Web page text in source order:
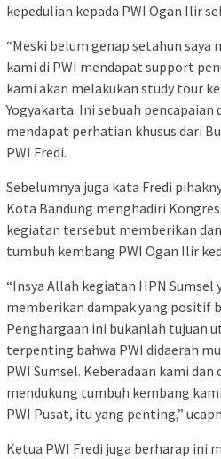
kepedulian kepada PWI Ogan Ilir
“Meski belum genap setahun
kami di PWI mendapat support
kami akan melakukan study tour ke
Yogyakarta. Ini sebuah pencapaian
mendapat perhatian khusus dari
PWI Fredi.
Sebelumnya juga kata Fredi
Kota Bandung menghadiri
kegiatan tersebut memberikan
tumbuh kembang PWI Ogan Ilir
“Insya Allah kegiatan HPN Sumsel
memberikan dampak yang positif
Penghargaan ini bukanlah tujuan
terpenting bahwa PWI didaerah
PWI Sumsel. Keberadaan kami
mendukung tumbuh kembang
PWI Pusat, itu yang penting,”
Ketua PWI Fredi juga berharap ini